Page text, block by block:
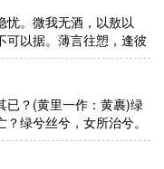
忧。微我无酒，以敖以
可以据。薄言往愬，逢彼
不可卷也。威仪棣棣，不
已？(黄里一作：黄裹)绿
绿兮丝兮，女所治兮。
风。我思古人，实获我